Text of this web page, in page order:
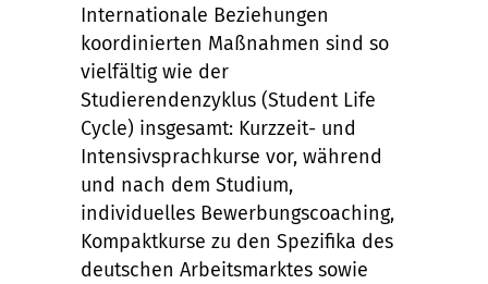
Internationale Beziehungen
koordinierten Maßnahmen sind so
vielfältig wie der
Studierendenzyklus (Student Life
Cycle) insgesamt: Kurzzeit- und
Intensivsprachkurse vor, während
und nach dem Studium,
individuelles Bewerbungscoaching,
Kompaktkurse zu den Spezifika des
deutschen Arbeitsmarktes sowie